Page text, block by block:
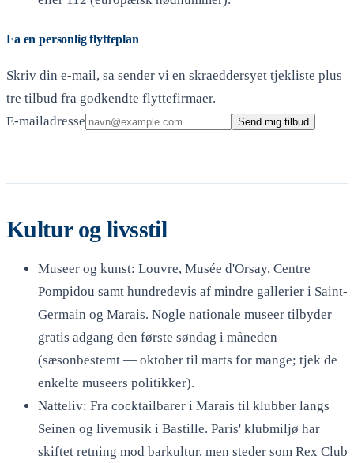
Fa en personlig flytteplan
Skriv din e-mail, sa sender vi en skraeddersyet tjekliste plus
tre tilbud fra godkendte flyttefirmaer.
E-mailadresse
Send mig tilbud
Kultur og livsstil
Museer og kunst: Louvre, Musée d'Orsay, Centre
Pompidou samt hundredevis af mindre gallerier i Saint-
Germain og Marais. Nogle nationale museer tilbyder
gratis adgang den første søndag i måneden
(sæsonbestemt — oktober til marts for mange; tjek de
enkelte museers politikker).
Natteliv: Fra cocktailbarer i Marais til klubber langs
Seinen og livemusik i Bastille. Paris' klubmiljø har
skiftet retning mod barkultur, men steder som Rex Club